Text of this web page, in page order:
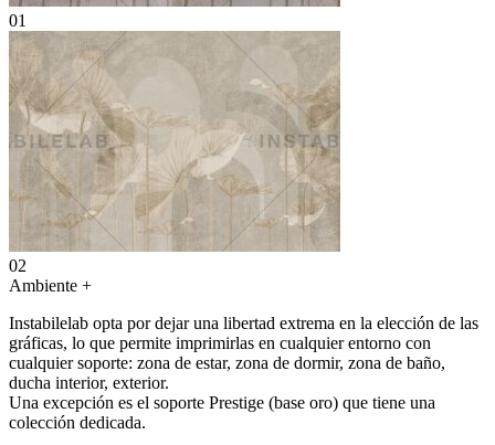
01
02
Ambiente +
Instabilelab opta por dejar una libertad extrema en la elección de las
gráficas, lo que permite imprimirlas en cualquier entorno con
cualquier soporte: zona de estar, zona de dormir, zona de baño,
ducha interior, exterior.
Una excepción es el soporte Prestige (base oro) que tiene una
colección dedicada.